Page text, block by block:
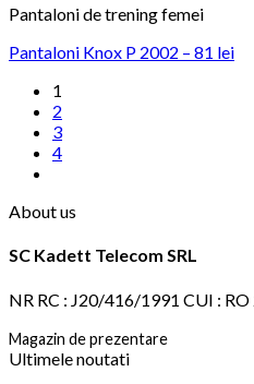
Pantaloni de trening femei
Pantaloni Knox P 2002 – 81 lei
1
2
3
4
About us
SC Kadett Telecom SRL
NR RC : J20/416/1991 CUI :
Magazin de prezentare
Ultimele noutati